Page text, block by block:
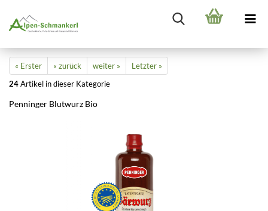
« Erster « zurück weiter »
Letzter »
24Artikel in dieser Kategorie
Penninger Blutwurz Bio